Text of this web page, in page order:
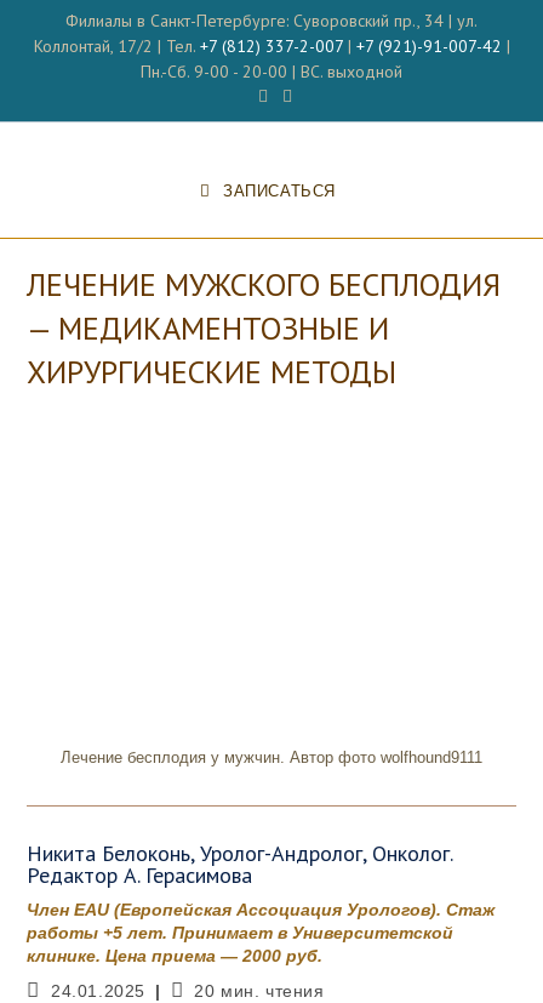
содержимому
Филиалы в Санкт-Петербурге: Суворовский пр., 34 | ул.
Коллонтай, 17/2 | Тел. +7 (812) 337-2-007| +7 (921)-91-007-42 |
Пн.-Сб. 9-00 - 20-00 | ВС. выходной
ЗАПИСАТЬСЯ
ЛЕЧЕНИЕ МУЖСКОГО БЕСПЛОДИЯ
— МЕДИКАМЕНТОЗНЫЕ И
ХИРУРГИЧЕСКИЕ МЕТОДЫ
Лечение бесплодия у мужчин. Автор фото wolfhound9111
Никита Белоконь, Уролог-Андролог, Онколог.
Редактор А. Герасимова
Член EAU (Европейская Ассоциация Урологов). Стаж
работы +5 лет. Принимает в Университетской
клинике. Цена приема — 2000 руб.
Запись
24.01.2025
Время
20 мин. чтения